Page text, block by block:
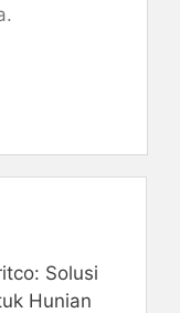
Solusi
Hunian